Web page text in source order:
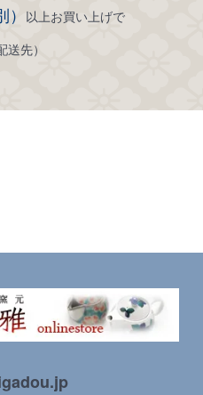
以上お買い上げで
先）